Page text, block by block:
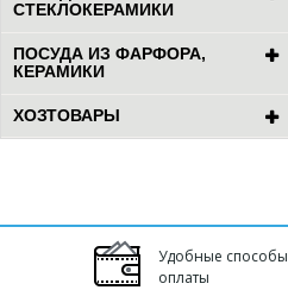
СТЕКЛОКЕРАМИКИ
ПОСУДА ИЗ ФАРФОРА,
КЕРАМИКИ
ХОЗТОВАРЫ
Удобные способы
оплаты